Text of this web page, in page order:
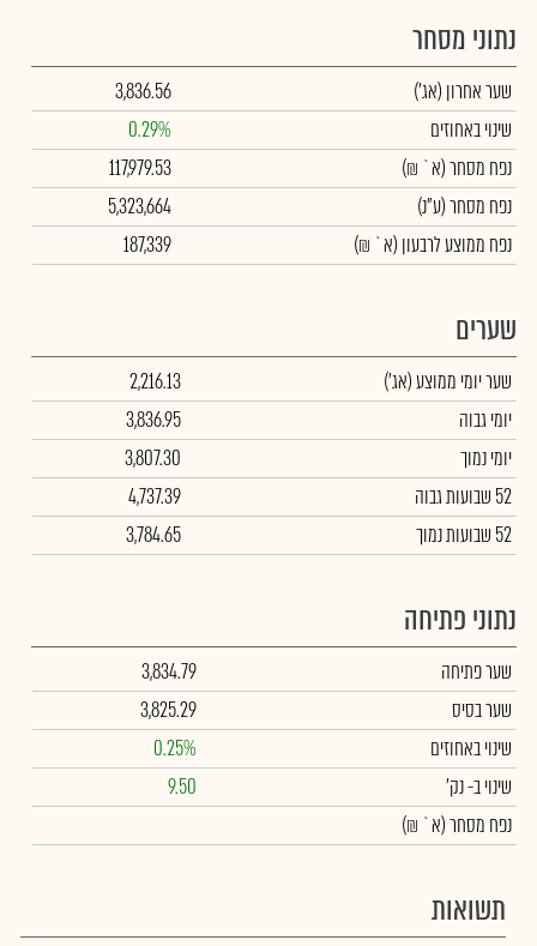
נתוני מסחר
שער אחרון (אג')
3,836.56
שינוי באחוזים
0.29%
נפח מסחר(א` ₪)
117,979.53
נפח מסחר(ע"נ)
5,323,664
נפח ממוצע לרבעון (א` ₪)
187,339
שערים
שער יומי ממוצע(אג')
2,216.13
יומי גבוה
3,836.95
יומי נמוך
3,807.30
52 שבועות גבוה
4,737.39
52 שבועות נמוך
3,784.65
נתוני פתיחה
שער פתיחה
3,834.79
שער בסיס
3,825.29
שינוי באחוזים
0.25%
שינויב- נק'
9.50
נפח מסחר(א` ₪)
תשואות